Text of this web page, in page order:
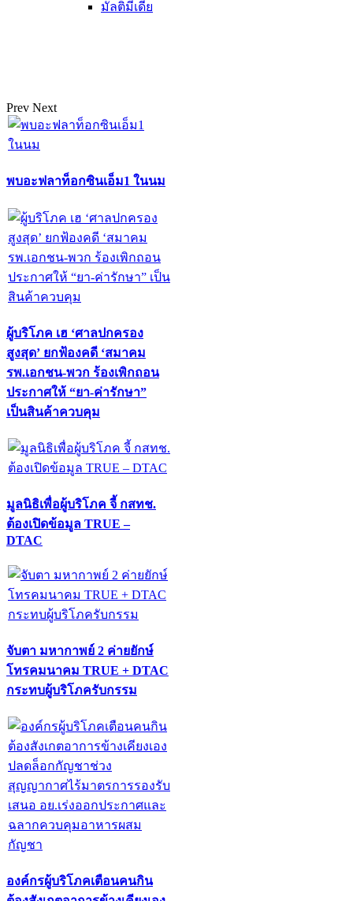
มัลติมีเดีย
Prev Next
พบอะฟลาท็อกซินเอ็ม1 ในนม
ผู้บริโภค เฮ ‘ศาลปกครอง
สูงสุด’ ยกฟ้องคดี ‘สมาคม
รพ.เอกชน-พวก ร้องเพิกถอน
ประกาศให้ “ยา-ค่ารักษา”
เป็นสินค้าควบคุม
มูลนิธิเพื่อผู้บริโภค จี้ กสทช.
ต้องเปิดข้อมูล TRUE –
DTAC
จับตา มหากาพย์ 2 ค่ายยักษ์
โทรคมนาคม TRUE + DTAC
กระทบผู้บริโภครับกรรม
องค์กรผู้บริโภคเตือนคนกิน